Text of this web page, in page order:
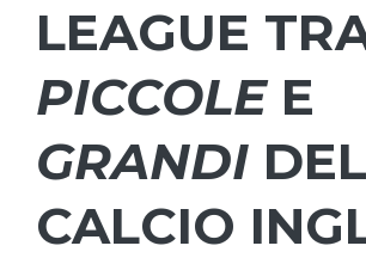
LEAGUE
PICCOLEE
GRANDI DEL
CALCIO